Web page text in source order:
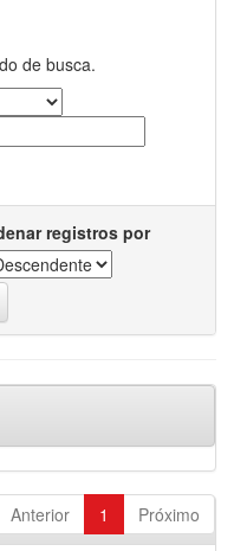
de busca.
registros por
Anterior 1 Próximo